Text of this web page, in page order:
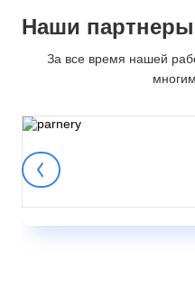
Наши партнеры
За все время нашей